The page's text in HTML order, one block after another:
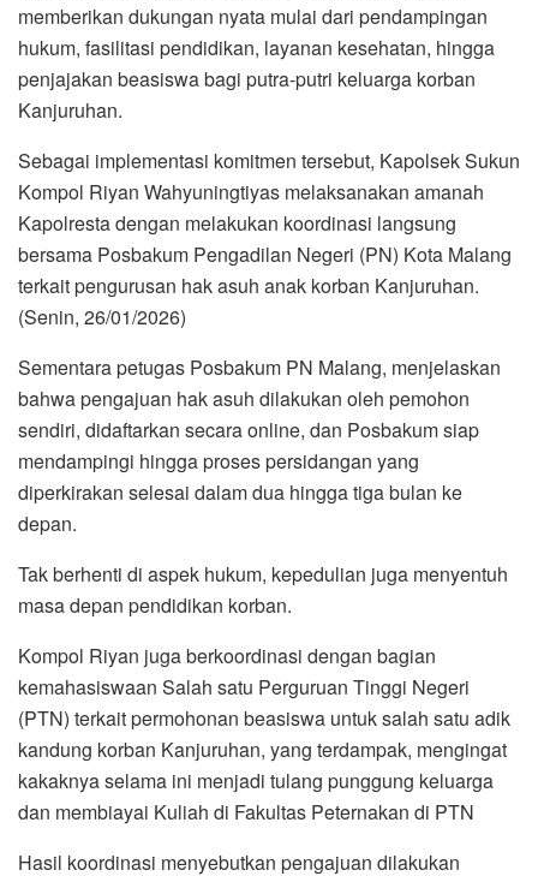
memberikan dukungan nyata mulai dari pendampingan
hukum, fasilitasi pendidikan, layanan kesehatan, hingga
penjajakan beasiswa bagi putra-putri keluarga korban
Kanjuruhan.
Sebagai implementasi komitmen tersebut, Kapolsek Sukun
Kompol Riyan Wahyuningtiyas melaksanakan amanah
Kapolresta dengan melakukan koordinasi langsung
bersama Posbakum Pengadilan Negeri (PN) Kota Malang
terkait pengurusan hak asuh anak korban Kanjuruhan.
(Senin, 26/01/2026)
Sementara petugas Posbakum PN Malang, menjelaskan
bahwa pengajuan hak asuh dilakukan oleh pemohon
sendiri, didaftarkan secara online, dan Posbakum siap
mendampingi hingga proses persidangan yang
diperkirakan selesai dalam dua hingga tiga bulan ke
depan.
Tak berhenti di aspek hukum, kepedulian juga menyentuh
masa depan pendidikan korban.
Kompol Riyan juga berkoordinasi dengan bagian
kemahasiswaan Salah satu Perguruan Tinggi Negeri
(PTN) terkait permohonan beasiswa untuk salah satu adik
kandung korban Kanjuruhan, yang terdampak, mengingat
kakaknya selama ini menjadi tulang punggung keluarga
dan membiayai Kuliah di Fakultas Peternakan di PTN
Hasil koordinasi menyebutkan pengajuan dilakukan